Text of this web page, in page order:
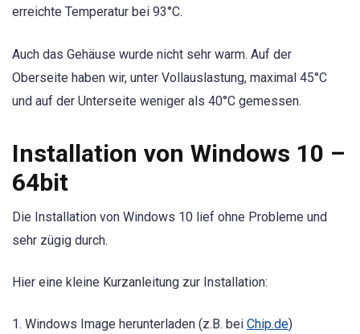
erreichte Temperatur bei 93°C.
Auch das Gehäuse wurde nicht sehr warm. Auf der
Oberseite haben wir, unter Vollauslastung, maximal 45°C
und auf der Unterseite weniger als 40°C gemessen.
Installation von Windows 10 –
64bit
Die Installation von Windows 10 lief ohne Probleme und
sehr zügig durch.
Hier eine kleine Kurzanleitung zur Installation:
1. Windows Image herunterladen (z.B. bei Chip.de)